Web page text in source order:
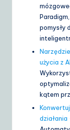
pomysły
użycia z
kątem